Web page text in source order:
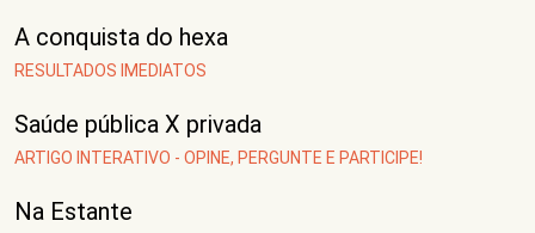
A conquista do hexa
RESULTADOS IMEDIATOS
Saúde pública X privada
ARTIGO INTERATIVO - OPINE, PERGUNTE E PARTICIPE!
Na Estante